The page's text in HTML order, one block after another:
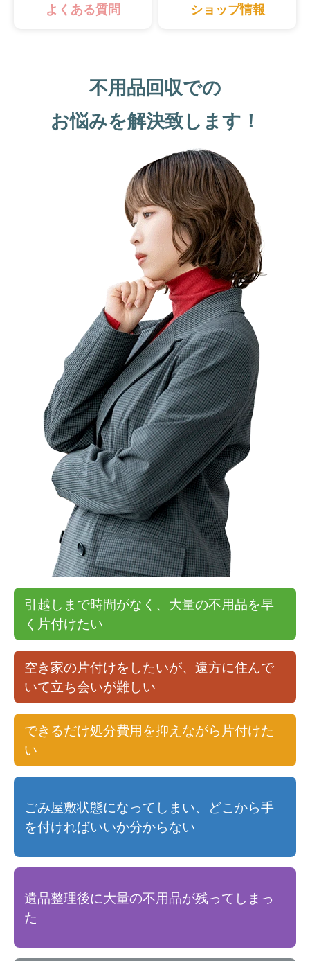
よくある質問 ショップ情報
不用品回収での
お悩みを解決致します！
引越しまで時間がなく、大量の不用品を早
く片付けたい
空き家の片付けをしたいが、遠方に住んで
いて立ち会いが難しい
できるだけ処分費用を抑えながら片付けた
い
ごみ屋敷状態になってしまい、どこから手
を付ければいいか分からない
遺品整理後に大量の不用品が残ってしまっ
た